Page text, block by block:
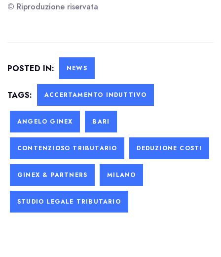
© Riproduzione riservata
POSTED IN: NEWS
TAGS: ACCERTAMENTO INDUTTIVO
ANGELO GINEX BARI
CONTENZIOSO TRIBUTARIO DEDUZIONE COSTI
GINEX & PARTNERS MILANO
STUDIO LEGALE TRIBUTARIO